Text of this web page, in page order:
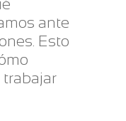
ante
Esto